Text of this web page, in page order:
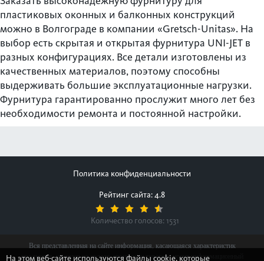
пластиковых оконных и балконных конструкций
можно в Волгограде в компании «Gretsch-Unitas». На
выбор есть скрытая и открытая фурнитура UNI-JET в
разных конфигурациях. Все детали изготовлены из
качественных материалов, поэтому способны
выдерживать большие эксплуатационные нагрузки.
Фурнитура гарантированно прослужит много лет без
необходимости ремонта и постоянной настройки.
Политика конфиденциальности
Рейтинг сайта: 4.8
Количество голосов: 1531
Вся представленная на сайте информация, касающаяся характеристик
продуктов, наличия на складе, стоимости товаров, носит информационный
На этом веб-сайте используются файлы cookie, которые